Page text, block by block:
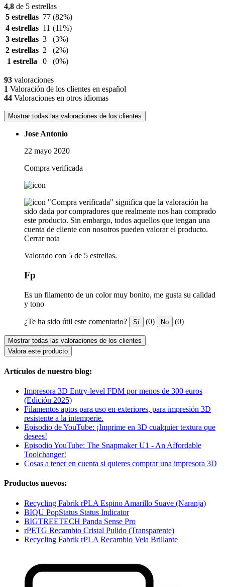
4,8 de 5 estrellas
5 estrellas 77 (82%)
4 estrellas 11 (11%)
3 estrellas 3
(3%)
2 estrellas 2
(2%)
1 estrella
0 (0%)
93 valoraciones
1 Valoración de los clientes en español
44 Valoraciones en otros idiomas
Mostrar todas las valoraciones de los clientes
Jose Antonio
22 mayo 2020
Compra verificada
"Compra verificada" significa que la valoración ha
sido dada por compradores que realmente nos han comprado
este producto. Sin embargo, todos aquellos que tengan una
cuenta de cliente con nosotros pueden valorar el producto.
Cerrar nota
Valorado con 5 de 5 estrellas.
Fp
Es un filamento de un color muy bonito, me gusta su calidad
y tono
¿Te ha sido útil este comentario? Sí (0) No (0)
Mostrar todas las valoraciones de los clientes
Valora este producto
Artículos de nuestro blog:
Impresora 3D Entry-level FDM por menos de 300 euros
(Edición 2025)
Filamentos aptos para uso en exteriores, para impresión 3D
resistente a la intemperie.
Episodio de YouTube: ¡Imprime en 3D cualquier textura que
desees!
Episodio YouTube: The Snapmaker U1 - An Affordable
Toolchanger!
Cosas a tener en cuenta si quieres comprar una impresora 3D
Productos nuevos:
Recycling Fabrik rPLA Espino Amarillo Suave (Naranja)
BIQU PopStatus Status Indicator
BIGTREETECH Panda Sense Pro
rPETG Recambio Cristal Pulido (Transparente)
Recycling Fabrik rPLA Recambio Vela Brillante